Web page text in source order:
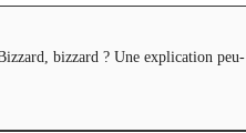
bizzard ? Une explication peu-